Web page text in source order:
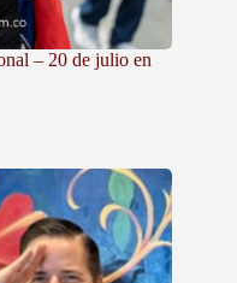
– 20 de julio en